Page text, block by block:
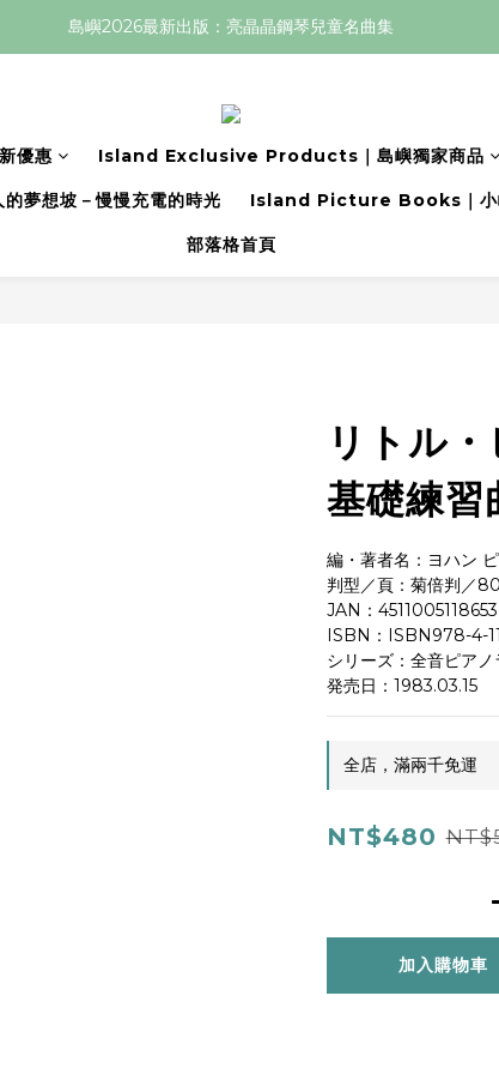
島嶼2026最新出版：亮晶晶鋼琴兒童名曲集
優惠 Island Exclusive Products｜島嶼獨家商品
的夢想坡－慢慢充電的時光 Island Picture Books｜小
部落格首頁
リトル
基礎練習
編・著者名：ヨハン
判型／頁：菊倍判／
JAN：4511005118653
ISBN：ISBN978-4-
シリーズ：全音ピア
発売日：1983.03.15
全店，滿兩千免運
NT$480
加入購物車